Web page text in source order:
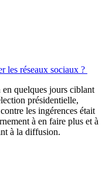
les réseaux sociaux ?
quelques jours ciblant
présidentielle,
les ingérences était
à en faire plus et à
à la diffusion.